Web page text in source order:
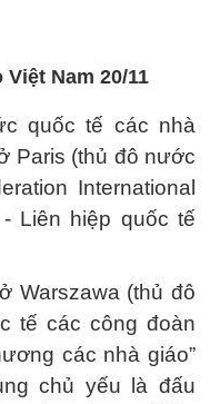
Nam 20/11
quốc tế các nhà
Paris (thủ đô nước
International
Liên hiệp quốc tế
Warszawa (thủ đô
tế các công đoàn
các nhà giáo”
chủ yếu là đấu